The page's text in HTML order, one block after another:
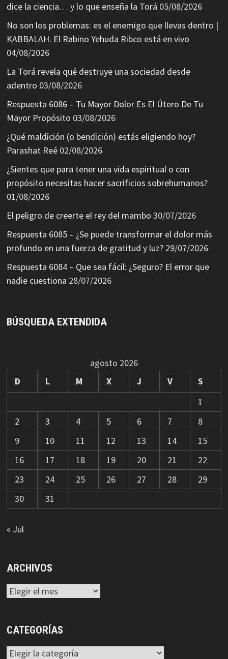
dice la ciencia… y lo que enseña la Torá 05/08/2026
No son los problemas: es el enemigo que llevas dentro |
KABBALAH. El Rabino Yehuda Ribco está en vivo
04/08/2026
La Torá revela qué destruye una sociedad desde
adentro 03/08/2026
Respuesta 6086 – Tu Mayor Dolor Es El Útero De Tu
Mayor Propósito 03/08/2026
¿Qué maldición (o bendición) estás eligiendo hoy?
Parashat Reé 02/08/2026
¿Sientes que para tener una vida espiritual o con
propósito necesitas hacer sacrificios sobrehumanos?
01/08/2026
El peligro de creerte el rey del mambo 30/07/2026
Respuesta 6085 – ¿Se puede transformar el dolor más
profundo en una fuerza de gratitud y luz? 29/07/2026
Respuesta 6084 – Que sea fácil: ¿Seguro? El error que
nadie cuestiona 28/07/2026
BÚSQUEDA EXTENDIDA
agosto 2026
D
L M X J V
S
1
2
3 4 5 6 7
8
9
10 11 12 13 14
15
16
17 18 19 20 21
22
23
24 25 26 27 28
29
30
31
« Jul
ARCHIVOS
Archivos
CATEGORÍAS
Categorías